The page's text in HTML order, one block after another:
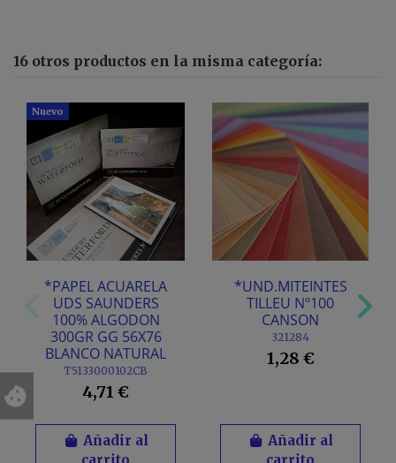
16 otros productos en la misma categoría:
Nuevo
*PAPEL ACUARELA
UDS SAUNDERS
100% ALGODON
300GR GG 56X76
BLANCO NATURAL
T5133000102CB
4,71 €
Añadir al
*UND.MITEINTES
TILLEU Nº100
CANSON
321284
1,28 €
Añadir al